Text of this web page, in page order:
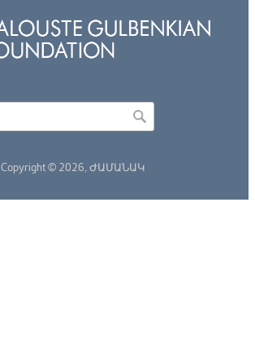
Copyright © 2026, ԺԱՄԱՆԱԿ